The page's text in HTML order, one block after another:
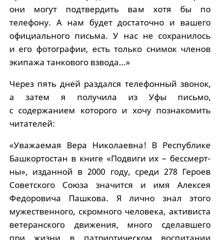
они могут подтвердить вам хотя бы по
телефону. А нам будет достаточно и вашего
официального письма. У нас не сохранилось
и его фотографии, есть только снимок членов
экипажа танкового взвода…»
Через пять дней раздался телефонный звонок,
а затем я получила из Уфы письмо,
с содержанием которого и хочу познакомить
читателей:
«Уважаемая Вера Николаевна! В Республике
Башкортостан в книге «Подвиги их – бессмерт-
ны», изданной в 2000 году, среди 278 Героев
Советского Союза значится и имя Алексея
Федоровича Пашкова. Я лично знал этого
мужественного, скромного человека, активиста
ветеранского движения, много сделавшего